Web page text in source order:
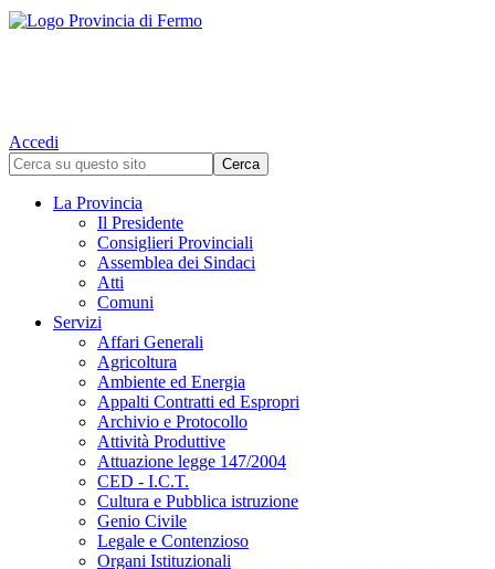
Accedi
La Provincia
Il Presidente
Consiglieri Provinciali
Assemblea dei Sindaci
Atti
Comuni
Servizi
Affari Generali
Agricoltura
Ambiente ed Energia
Appalti Contratti ed Espropri
Archivio e Protocollo
Attività Produttive
Attuazione legge 147/2004
CED - I.C.T.
Cultura e Pubblica istruzione
Genio Civile
Legale e Contenzioso
Organi Istituzionali